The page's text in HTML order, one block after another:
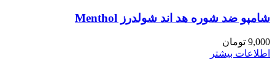
شامپو ضد شوره هد اند شولدرز Menthol
9,000 تومان
اطلاعات بیشتر